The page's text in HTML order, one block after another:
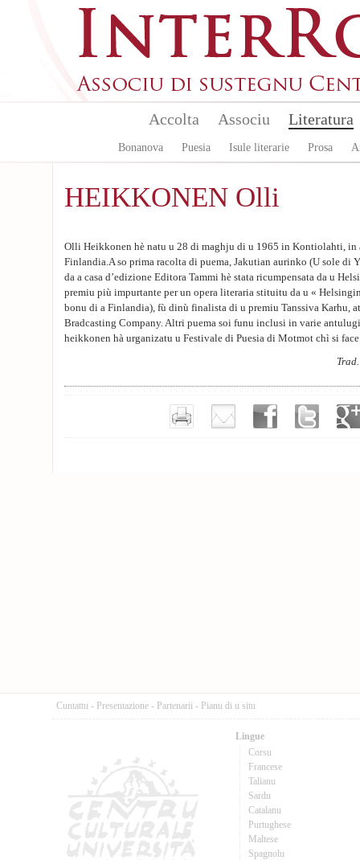
Accolta Associu Literatura
Bonanova Puesia Isule literarie Prosa
HEIKKONEN Olli
Olli Heikkonen hè natu u 28 di maghju di u 1965 in Kontiolahti, in
Finlandia.A so prima racolta di puema, Jakutian aurinko (U sole di
da a casa d’edizione Editora Tammi hè stata ricumpensata da u
premiu più impurtante per un opera literaria stituitu da u «
bonu di a Finlandia), fù dinù finalista di u premiu Tanssiva Karhu,
Bradcasting Company. Altri puema soi funu inclusi in varie
heikkonen hà urganizatu u Festivale di Puesia di Motmot chì si
Cuntattu - Presentazione - Partenarii - Pianu di u situ
Lingue
Corsu
Francese
Talianu
Sardu
Catalanu
Purtughese
Maltese
Spagnolu